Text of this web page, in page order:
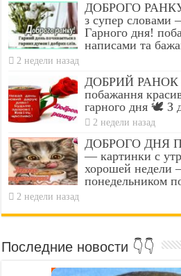
ДОБРОГО РАНКУ
з супер словами
Гарного дня!
написами та
2 недели назад
ДОБРИЙ РАНОК
побажання
гарного дня 🕊️ З
2 недели назад
ДОБРОГО ДНЯ
— картинки с
хорошей недели
понедельником
2 недели назад
Последние новости 👇👇